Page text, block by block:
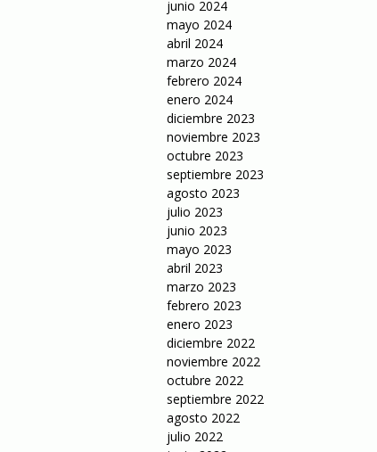
junio 2024
mayo 2024
abril 2024
marzo 2024
febrero 2024
enero 2024
diciembre 2023
noviembre 2023
octubre 2023
septiembre 2023
agosto 2023
julio 2023
junio 2023
mayo 2023
abril 2023
marzo 2023
febrero 2023
enero 2023
diciembre 2022
noviembre 2022
octubre 2022
septiembre 2022
agosto 2022
julio 2022